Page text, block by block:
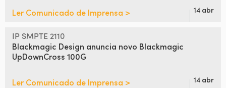
Ler Comunicado de Imprensa > 14 abr
IP SMPTE 2110
Blackmagic Design anuncia novo Blackmagic
UpDownCross 100G
Ler Comunicado de Imprensa > 14 abr